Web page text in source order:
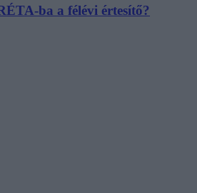
ba a félévi értesítő?